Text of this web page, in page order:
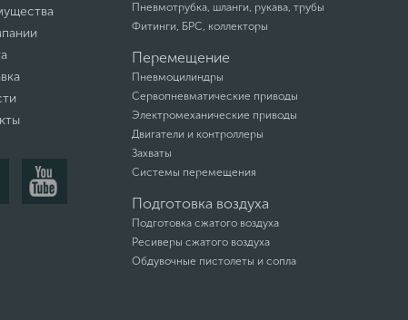
Пневмотрубка, шланги, рукава, трубы
Фитинги, БРС, коллекторы
Перемещение
Пневмоцилиндры
Сервопневматические приводы
Электромеханические приводы
Двигатели и контроллеры
Захваты
Системы перемещения
Подготовка воздуха
Подготовка сжатого воздуха
Ресиверы сжатого воздуха
Обдувочные пистолеты и сопла